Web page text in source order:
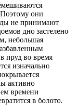
Поэтому они
не принимают
дно застелено
небольшая
пруд во время
изначально
активно
времени
в болото.